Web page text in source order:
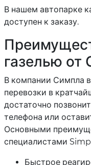
В нашем автопарке
доступен к заказу.
газелью от
В компании Симпла
перевозки в
достаточно
телефона или
Основными
специалистами
Быстрое